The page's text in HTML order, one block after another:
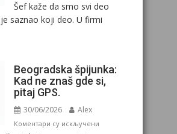
Beogradska
špijunka
Šef kaže da smo svi deo
saznao koji deo. U firmi
Beogradska špijunka:
Kad ne znaš gde si,
pitaj GPS.
30/06/2026 Alex
Коментари су искљученина